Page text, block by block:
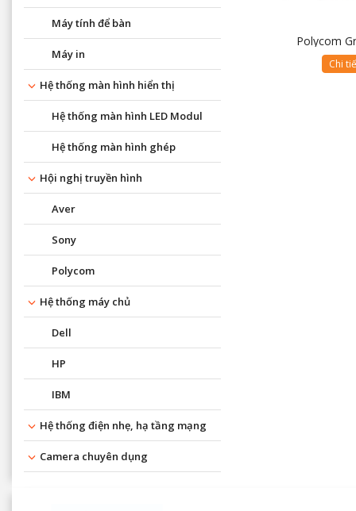
Máy tính để bàn
Máy in
Hệ thống màn hình hiển thị
Hệ thống màn hình LED Modul
Hệ thống màn hình ghép
Hội nghị truyền hình
Aver
Sony
Polycom
Hệ thống máy chủ
Dell
HP
IBM
Hệ thống điện nhẹ, hạ tầng mạng
Camera chuyên dụng
Polycom
Chi